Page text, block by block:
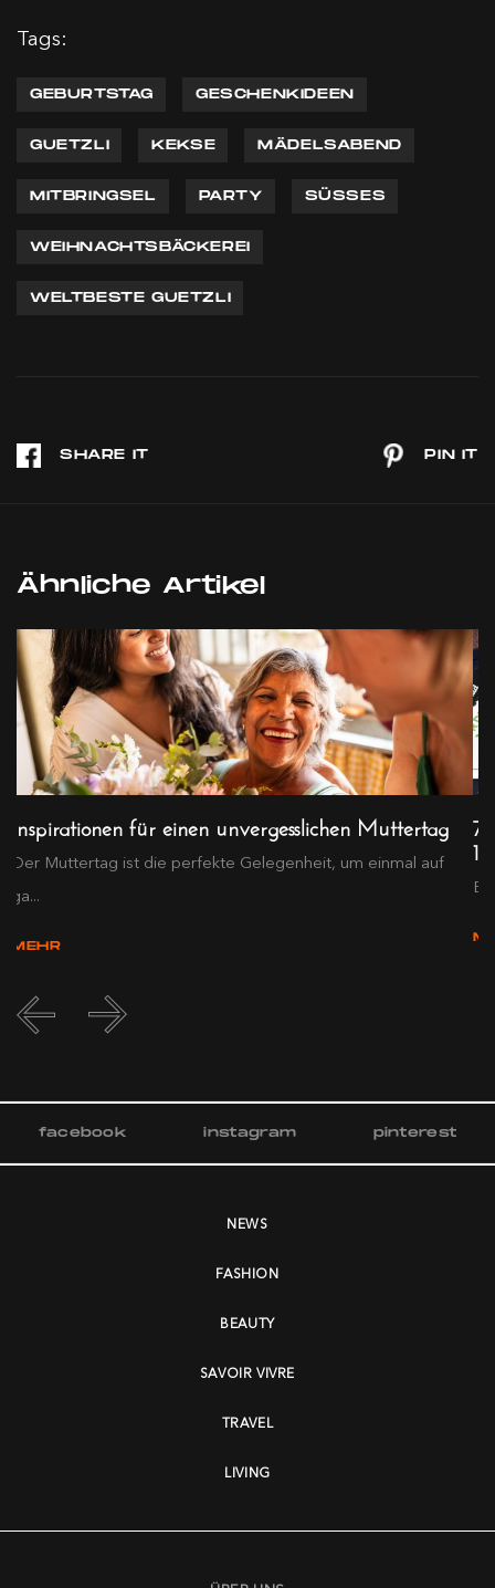
Tags:
GEBURTSTAG GESCHENKIDEEN
GUETZLI KEKSE MÄDELSABEND
MITBRINGSEL PARTY SÜSSES
WEIHNACHTSBÄCKEREI
WELTBESTE GUETZLI
Ähnliche Artikel
Inspirationen für einen unvergesslichen Muttertag
Der Muttertag ist die perfekte Gelegenheit, um einmal auf
ga...
MEHR
facebook instagram pinterest
NEWS
FASHION
BEAUTY
SAVOIR VIVRE
TRAVEL
LIVING